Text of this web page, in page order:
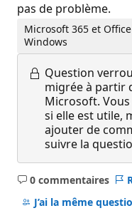
pas de problème.
Microsoft 365 et
Windows
Question
migrée à partir
Microsoft.
si elle est utile,
ajouter de
suivre la
0 commentaires
Aucun
commentaire
J’ai la même